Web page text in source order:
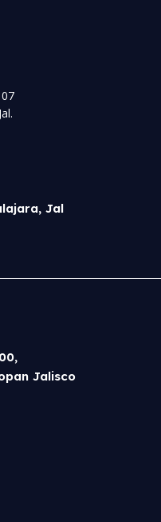
Jal
Jalisco